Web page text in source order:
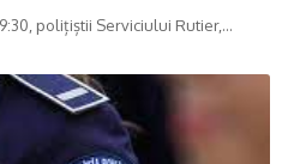
polițiștii Serviciului Rutier,…